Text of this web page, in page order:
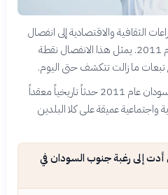
الثقافية والاقتصادية إلى انفصال
جنوب السودان عن السودان في عام 2011. يمثل هذا الانفصال نقطة
ما زالت تتكشف حتى اليوم.
يعد انفصال جنوب السودان عن السودان عام 2011 حدثاً تاريخياً معقداً
عميقة على كلا البلدين
أدت إلى رغبة جنوب السودان في